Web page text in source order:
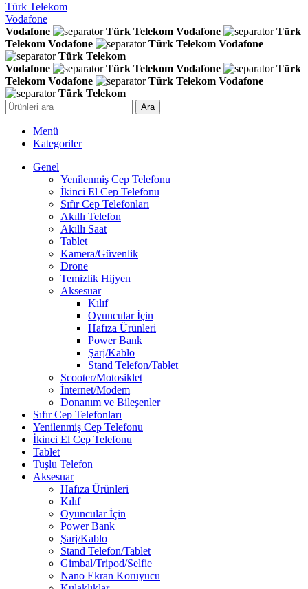
Türk Telekom
Vodafone
Vodafone
Türk Telekom Vodafone
Türk
Telekom Vodafone Türk Telekom Vodafone
Türk Telekom
Vodafone
Türk Telekom Vodafone
Türk
Telekom Vodafone Türk Telekom Vodafone
Türk Telekom
Ara
Menü
Kategoriler
Genel
Yenilenmiş Cep Telefonu
İkinci El Cep Telefonu
Sıfır Cep Telefonları
Akıllı Telefon
Akıllı Saat
Tablet
Kamera/Güvenlik
Drone
Temizlik Hijyen
Aksesuar
Kılıf
Oyuncular İçin
Hafıza Ürünleri
Power Bank
Şarj/Kablo
Stand Telefon/Tablet
Scooter/Motosiklet
İnternet/Modem
Donanım ve Bileşenler
Sıfır Cep Telefonları
Yenilenmiş Cep Telefonu
İkinci El Cep Telefonu
Tablet
Tuşlu Telefon
Aksesuar
Hafıza Ürünleri
Kılıf
Oyuncular İçin
Power Bank
Şarj/Kablo
Stand Telefon/Tablet
Gimbal/Tripod/Selfie
Nano Ekran Koruyucu